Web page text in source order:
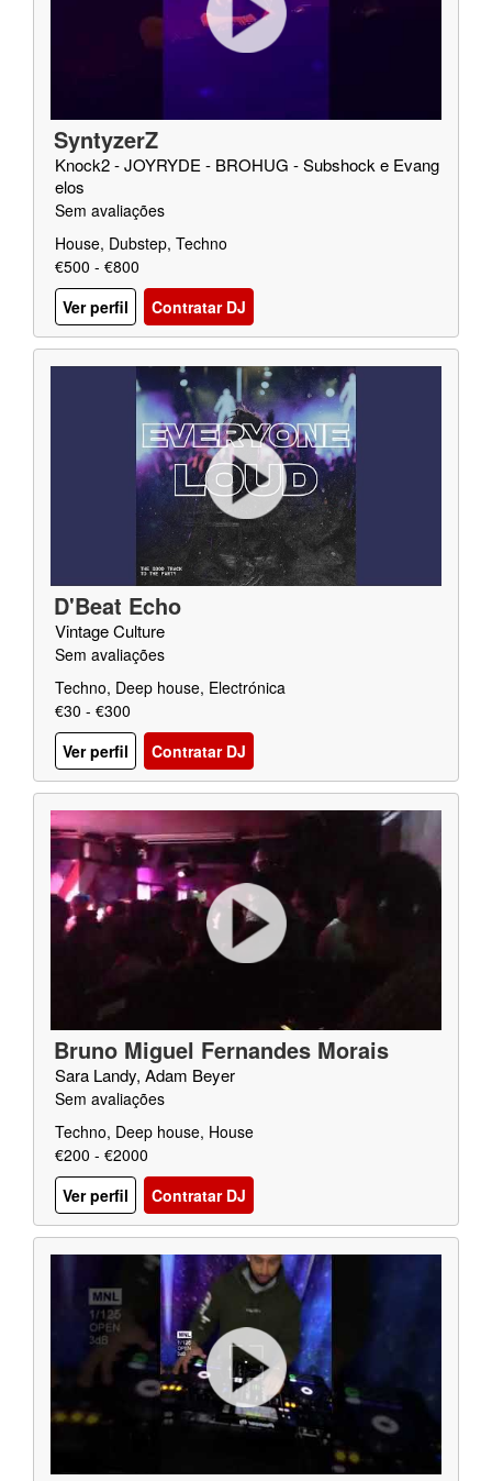
SyntyzerZ
Knock2 - JOYRYDE - BROHUG - Subshock e Evang
elos
Sem avaliações
House, Dubstep, Techno
€500 - €800
Ver perfil
Contratar DJ
D'Beat Echo
Vintage Culture
Sem avaliações
Techno, Deep house, Electrónica
€30 - €300
Ver perfil
Contratar DJ
Bruno Miguel Fernandes Morais
Sara Landy, Adam Beyer
Sem avaliações
Techno, Deep house, House
€200 - €2000
Ver perfil
Contratar DJ